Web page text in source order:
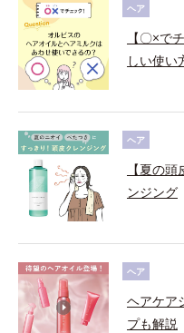
ヘア
【〇×で
しい使い
ヘア
【夏の
ンジング
ヘア
ヘアケア
プも解説